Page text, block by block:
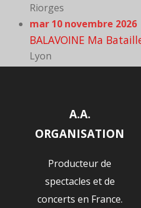
Riorges
mar 10 novembre 2026
BALAVOINE Ma
Lyon
A.A.
ORGANISATION
Producteur de
spectacles et de
concerts en France.